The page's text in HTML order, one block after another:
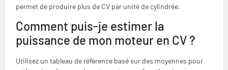
permet de produire plus de CV par unité de cylindrée.
Comment puis-je estimer la
puissance de mon moteur en CV ?
Utilisez un tableau de référence basé sur des moyennes pour